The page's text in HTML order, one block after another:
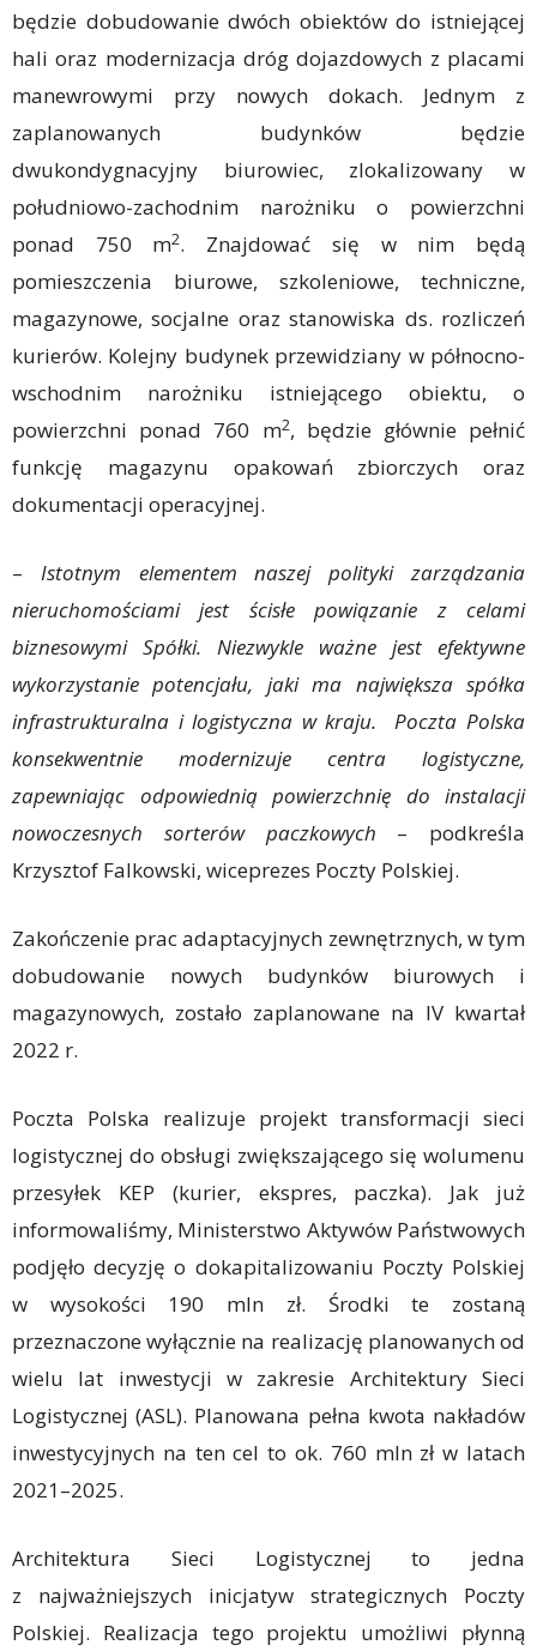
będzie dobudowanie dwóch obiektów do istniejącej
hali oraz modernizacja dróg dojazdowych z placami
manewrowymi przy nowych dokach. Jednym z
zaplanowanych budynków będzie
dwukondygnacyjny biurowiec, zlokalizowany w
południowo-zachodnim narożniku o powierzchni
ponad 750 m2. Znajdować się w nim będą
pomieszczenia biurowe, szkoleniowe, techniczne,
magazynowe, socjalne oraz stanowiska ds. rozliczeń
kurierów. Kolejny budynek przewidziany w północno-
wschodnim narożniku istniejącego obiektu, o
powierzchni ponad 760 m2, będzie głównie pełnić
funkcję magazynu opakowań zbiorczych oraz
dokumentacji operacyjnej.
– Istotnym elementem naszej polityki zarządzania
nieruchomościami jest ścisłe powiązanie z celami
biznesowymi Spółki. Niezwykle ważne jest efektywne
wykorzystanie potencjału, jaki ma największa spółka
infrastrukturalna i logistyczna w kraju. Poczta Polska
konsekwentnie modernizuje centra logistyczne,
zapewniając odpowiednią powierzchnię do instalacji
nowoczesnych sorterów paczkowych – podkreśla
Krzysztof Falkowski, wiceprezes Poczty Polskiej.
Zakończenie prac adaptacyjnych zewnętrznych, w tym
dobudowanie nowych budynków biurowych i
magazynowych, zostało zaplanowane na IV kwartał
2022 r.
Poczta Polska realizuje projekt transformacji sieci
logistycznej do obsługi zwiększającego się wolumenu
przesyłek KEP (kurier, ekspres, paczka). Jak już
informowaliśmy, Ministerstwo Aktywów Państwowych
podjęło decyzję o dokapitalizowaniu Poczty Polskiej
w wysokości 190 mln zł. Środki te zostaną
przeznaczone wyłącznie na realizację planowanych od
wielu lat inwestycji w zakresie Architektury Sieci
Logistycznej (ASL). Planowana pełna kwota nakładów
inwestycyjnych na ten cel to ok. 760 mln zł w latach
2021–2025.
Architektura Sieci Logistycznej to jedna
z najważniejszych inicjatyw strategicznych Poczty
Polskiej. Realizacja tego projektu umożliwi płynną